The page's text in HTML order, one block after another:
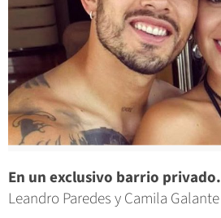
En un exclusivo barrio privado.
Leandro Paredes y Camila Galante